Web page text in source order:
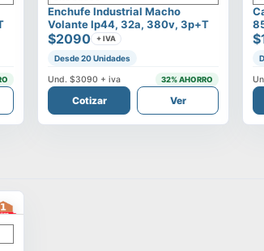
Enchufe Industrial Macho
Volante Ip44, 32a, 380v, 3p+t
$2090 + IVA
Desde 20 Unidades
Und.$3090 + iva 32% AHORRO
Cotizar Ver